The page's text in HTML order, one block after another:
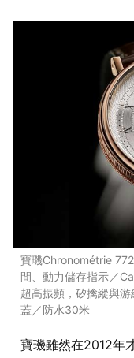
寶璣Chronométrie
間、動力儲存指示／
超高振頻，矽擒縱與
蓋／防水30米
寶璣雖然在2012年